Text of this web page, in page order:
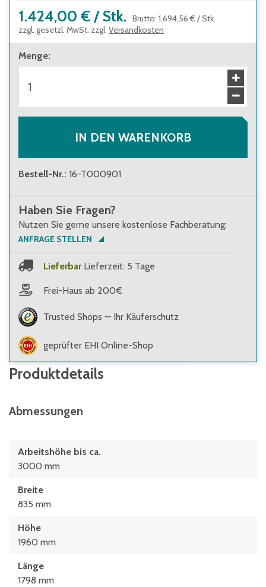
1.424,00 € / Stk. Brutto: 1.694,56 € /Stk.
zzgl. gesetzl. MwSt. zzgl. Versandkosten
Menge:
IN DEN WARENKORB
Bestell-Nr.: 16-T000901
Haben Sie Fragen?
Nutzen Sie gerne unsere kostenlose Fachberatung:
ANFRAGE STELLEN
Lieferbar Lieferzeit: 5 Tage
Frei-Haus ab 200€
Trusted Shops — Ihr Käuferschutz
geprüfter EHI Online-Shop
Produktdetails
Abmessungen
Arbeitshöhe bis ca.
3000 mm
Breite
835 mm
Höhe
1960 mm
Länge
1798 mm